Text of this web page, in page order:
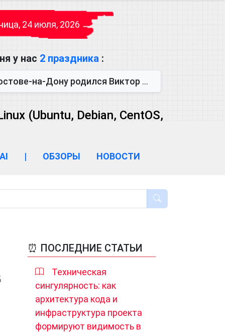
24 июля, 2026
у нас 2 праздника :
Виктор Михайлович Глушков. Под руководством Виктора Михайло...
(Ubuntu, Debian, CentOS,
AI | ОБЗОРЫ НОВОСТИ
⏰ ПОСЛЕДНИЕ СТАТЬИ
Техническая
сингулярность: как
архитектура кода и
инфраструктура проекта
формируют видимость в